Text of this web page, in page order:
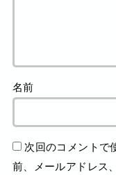
名前
次回のコメントで
前、メールアドレス